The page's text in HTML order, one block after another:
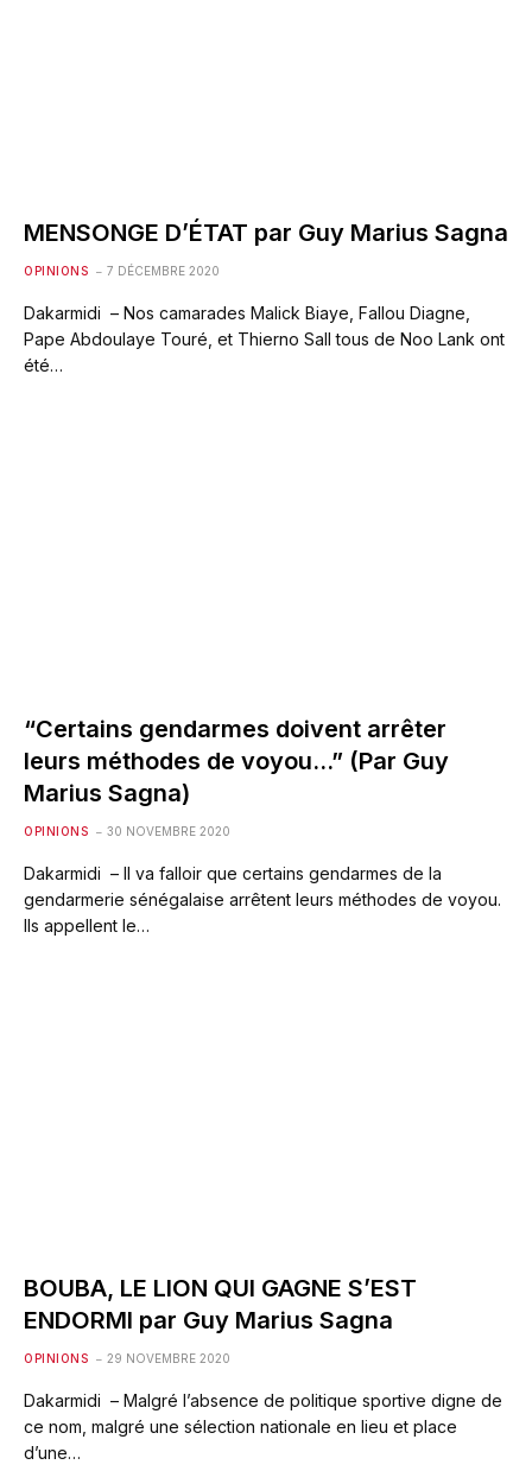
MENSONGE D’ÉTAT par Guy Marius Sagna
OPINIONS 7 DÉCEMBRE 2020
Dakarmidi – Nos camarades Malick Biaye, Fallou Diagne,
Pape Abdoulaye Touré, et Thierno Sall tous de Noo Lank ont
été…
“Certains gendarmes doivent arrêter
leurs méthodes de voyou…” (Par Guy
Marius Sagna)
OPINIONS 30 NOVEMBRE 2020
Dakarmidi – Il va falloir que certains gendarmes de la
gendarmerie sénégalaise arrêtent leurs méthodes de voyou.
Ils appellent le…
BOUBA, LE LION QUI GAGNE S’EST
ENDORMI par Guy Marius Sagna
OPINIONS 29 NOVEMBRE 2020
Dakarmidi – Malgré l’absence de politique sportive digne de
ce nom, malgré une sélection nationale en lieu et place
d’une…